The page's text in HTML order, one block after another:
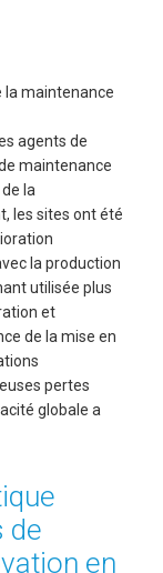
la maintenance
agents de
maintenance
la
les sites ont été
la production
utilisée plus
et
de la mise en
pertes
globale a
de
en